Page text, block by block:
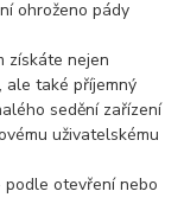
ohroženo pády
získáte nejen
ale také příjemný
sedění zařízení
uživatelskému
podle otevření nebo